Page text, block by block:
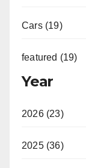
Cars (19)
featured (19)
Year
2026 (23)
2025 (36)